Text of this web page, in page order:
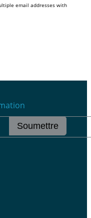
email addresses with
Soumettre